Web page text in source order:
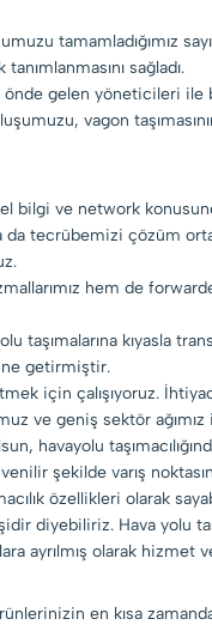
tamamladığımız
sağladı.
gelen yöneticileri ile
vagon
ve network
tecrübemizi çözüm
hem de
kıyasla
getirmiştir.
için çalışıyoruz.
ve geniş sektör
havayolu
şekilde varış
özellikleri olarak
diyebiliriz. Hava yolu
ayrılmış olarak hizmet
en kısa